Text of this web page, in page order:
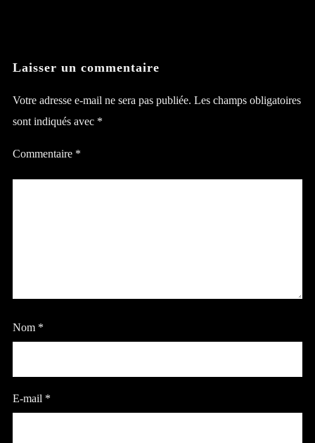
Laisser un commentaire
Votre adresse e-mail ne sera pas publiée. Les champs obligatoires
sont indiqués avec *
Commentaire *
Nom *
E-mail *